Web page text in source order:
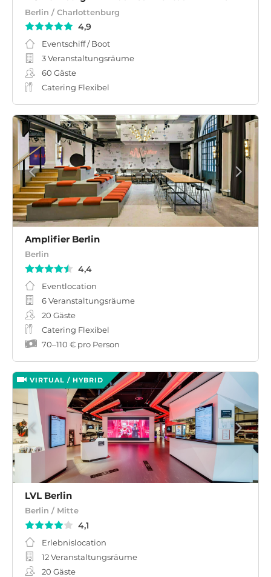
Berlin / Charlottenburg
4,9
Eventschiff / Boot
3 Veranstaltungsräume
60 Gäste
Catering Flexibel
Amplifier Berlin
Berlin
4,4
Eventlocation
6 Veranstaltungsräume
20 Gäste
Catering Flexibel
70–110 € pro Person
VIRTUAL / HYBRID
LVL Berlin
Berlin / Mitte
4,1
Erlebnislocation
12 Veranstaltungsräume
20 Gäste